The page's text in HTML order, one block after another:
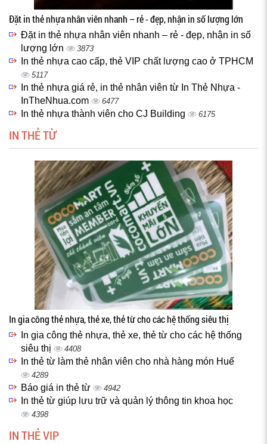
Đặt in thẻ nhựa nhân viên nhanh – rẻ - đẹp, nhận in số lượng lớn
Đặt in thẻ nhựa nhân viên nhanh – rẻ - đẹp, nhận in số
lượng lớn
3873
In thẻ nhựa cao cấp, thẻ VIP chất lượng cao ở TPHCM
5117
In thẻ nhựa giá rẻ, in thẻ nhân viên từ In Thẻ Nhựa -
InTheNhua.com
6477
In thẻ nhựa thành viên cho CJ Building 6175
IN THẺ TỪ
In gia công thẻ nhựa, thẻ xe, thẻ từ cho các hệ thống siêu thị
In gia công thẻ nhựa, thẻ xe, thẻ từ cho các hệ thống
siêu thị
4408
In thẻ từ làm thẻ nhân viên cho nhà hàng món Huế
4289
Báo giá in thẻ từ 4942
In thẻ từ giúp lưu trữ và quản lý thông tin khoa học
4398
IN THẺ VIP